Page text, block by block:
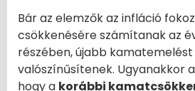
Bár az elemzők az infláció
csökkenésére számítanak az
részében, újabb
valószínűsítenek. Ugyanakkor
hogy a korábbi